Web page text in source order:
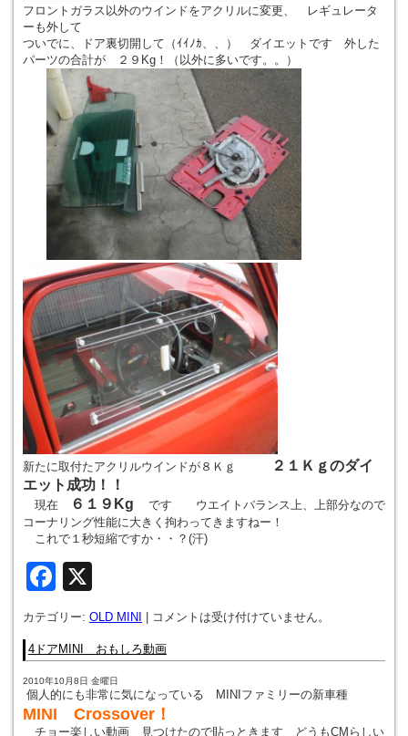
フロントガラス以外のウインドをアクリルに変更、 レギュレータ
ーも外して
ついでに、ドア裏切開して（ｲｲﾉｶ、、） ダイエットです 外した
パーツの合計が ２９Kg！（以外に多いです。。）
新たに取付たアクリルウインドが８Ｋｇ
２１Ｋｇのダイ
エット成功！！
現在 ６１９Kg です ウエイトバランス上、上部分なので
コーナリング性能に大きく拘わってきますねー！
これで１秒短縮ですか・・？(汗)
Facebook
カテゴリー: OLD MINI コメントは受け付けていません。
4ドアMINI おもしろ動画
2010年10月8日 金曜日
個人的にも非常に気になっている MINIファミリーの新車種
MINI Crossover！
チョー楽しい動画 見つけたので貼っときます どうもCMらしい